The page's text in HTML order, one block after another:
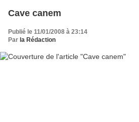
Cave canem
Publié le 11/01/2008 à 23:14
Par la Rédaction